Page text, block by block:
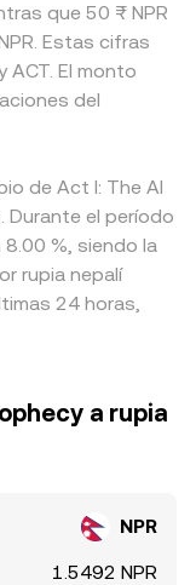
que 50 ₨ NPR
Estas cifras
ACT. El monto
del
de Act I: The AI
Durante el período
%, siendo la
rupia nepalí
24 horas,
a rupia
NPR
1.5492 NPR